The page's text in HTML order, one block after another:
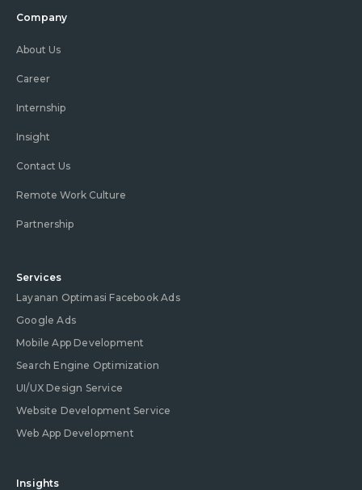
Company
About Us
Career
Internship
Insight
Contact Us
Remote Work Culture
Partnership
Services
Layanan Optimasi Facebook Ads
Google Ads
Mobile App Development
Search Engine Optimization
UI/UX Design Service
Website Development Service
Web App Development
Insights